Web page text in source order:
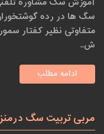
سگ ها در رده
متفاوتی نظیر کفتار
ش..
ادامه مطلب
مربی تربیت سگ